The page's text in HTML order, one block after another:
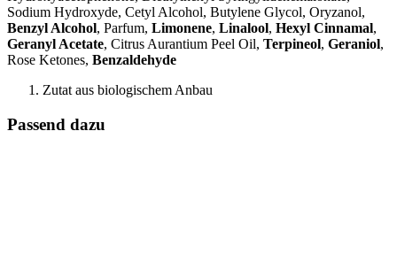
Sodium Hydroxyde, Cetyl Alcohol, Butylene Glycol, Oryzanol,
Benzyl Alcohol, Parfum, Limonene, Linalool, Hexyl Cinnamal,
Geranyl Acetate, Citrus Aurantium Peel Oil, Terpineol, Geraniol,
Rose Ketones, Benzaldehyde
Zutat aus biologischem Anbau
Passend dazu